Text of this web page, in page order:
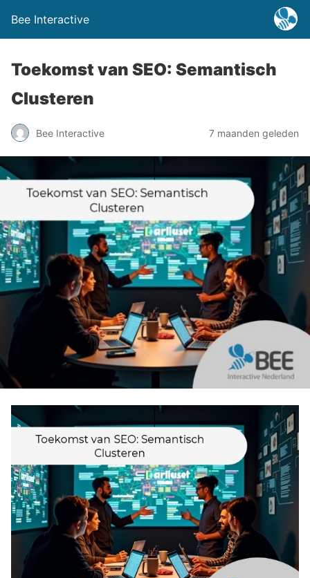
Bee Interactive
Toekomst van SEO: Semantisch
Clusteren
Bee Interactive 7 maanden geleden